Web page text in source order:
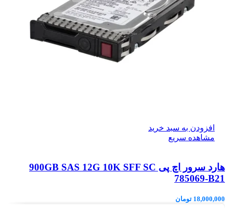
افزودن به سبد خرید
مشاهده سریع
هارد سرور اچ پی 900GB SAS 12G 10K SFF SC
785069-B21
18,000,000 تومان